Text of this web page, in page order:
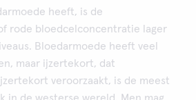
heeft, is de
rode bloedcelconcentratie lager
Bloedarmoede heeft veel
maar ijzertekort, dat
veroorzaakt, is de meest